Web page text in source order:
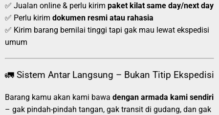
✅ Jualan online & perlu kirim paket kilat same day/next day
✅ Perlu kirim dokumen resmi atau rahasia
✅ Kirim barang bernilai tinggi tapi gak mau lewat ekspedisi
umum
🚛 Sistem Antar Langsung – Bukan Titip Ekspedisi
Barang kamu akan kami bawa dengan armada kami sendiri
– gak pindah-pindah tangan, gak transit di gudang, dan gak